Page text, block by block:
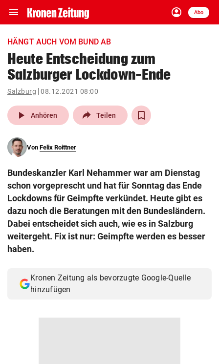
menu Navigation
ein-/ausklappen
account_circle
Anmelden
Abo
close Schließen
account_circle Anmelden
arrow_right
pin_drop
Wien arrow_right
search
eingeben
© Krone Multimedia GmbH & Co KG 2026
Muthgasse 2, 1190 Wien
HÄNGT AUCH VOM BUND AB
Heute Entscheidung zum
Salzburger Lockdown-Ende
Salzburg 08.12.2021 08:00
play_arrow Anhören Teilen
Von Felix Roittner
Bundeskanzler Karl Nehammer war am Dienstag
schon vorgeprescht und hat für Sonntag das Ende
Lockdowns für Geimpfte verkündet. Heute gibt es
dazu noch die Beratungen mit den Bundesländern.
Dabei entscheidet sich auch, wie es in Salzburg
weitergeht. Fix ist nur: Geimpfte werden es besser
haben.
Kronen Zeitung als bevorzugte Google-Quelle
hinzufügen